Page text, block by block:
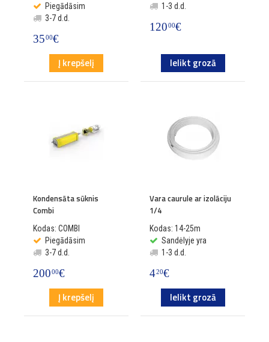
Piegādāsim
3-7 d.d.
3500€
Į krepšelį
1-3 d.d.
12000€
Ielikt grozā
Kondensāta sūknis
Combi
Kodas: COMBI
Piegādāsim
3-7 d.d.
20000€
Į krepšelį
Vara caurule ar izolāciju
1/4
Kodas: 14-25m
Sandėlyje yra
1-3 d.d.
420€
Ielikt grozā